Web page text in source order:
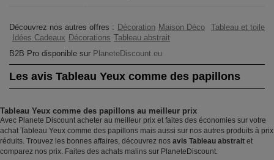
Découvrez nos autres offres : Décoration Maison Déco
Tableau et toile
Idées Cadeaux Décorations Tableau abstrait
B2B Pro disponible sur PlaneteDiscount.eu
Les avis Tableau Yeux comme des papillons
Tableau Yeux comme des papillons au meilleur prix
Avec Planete Discount acheter au meilleur prix et faites des économies sur votre
achat Tableau Yeux comme des papillons mais aussi sur nos autres produits à prix
réduits. Trouvez les bonnes affaires, découvrez nos avis Tableau abstrait et
comparez nos prix. Faites des achats malins sur PlaneteDiscount.